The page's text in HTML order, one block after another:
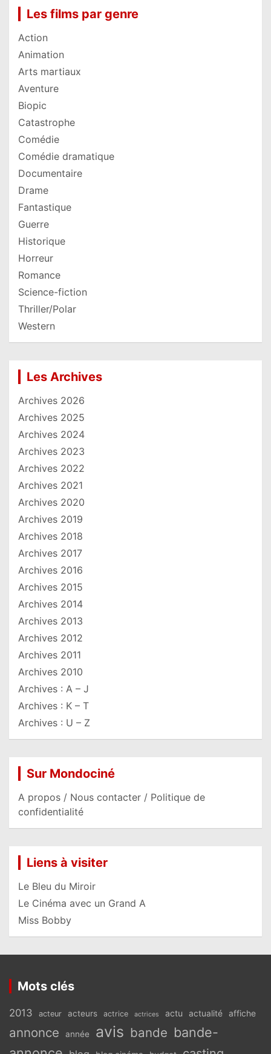
Les films par genre
Action
Animation
Arts martiaux
Aventure
Biopic
Catastrophe
Comédie
Comédie dramatique
Documentaire
Drame
Fantastique
Guerre
Historique
Horreur
Romance
Science-fiction
Thriller/Polar
Western
Les Archives
Archives 2026
Archives 2025
Archives 2024
Archives 2023
Archives 2022
Archives 2021
Archives 2020
Archives 2019
Archives 2018
Archives 2017
Archives 2016
Archives 2015
Archives 2014
Archives 2013
Archives 2012
Archives 2011
Archives 2010
Archives : A – J
Archives : K – T
Archives : U – Z
Sur Mondociné
A propos / Nous contacter / Politique de
confidentialité
Liens à visiter
Le Bleu du Miroir
Le Cinéma avec un Grand A
Miss Bobby
Mots clés
2013 acteur acteurs actrice actrices actu actualité affiche
annonce année avis bande bande-